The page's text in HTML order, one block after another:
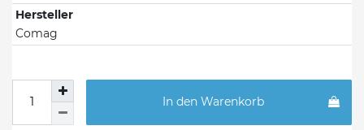
Hersteller
Comag
In den Warenkorb